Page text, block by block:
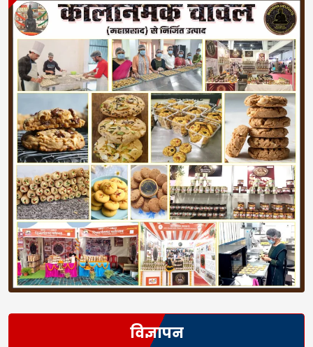
विज्ञापन